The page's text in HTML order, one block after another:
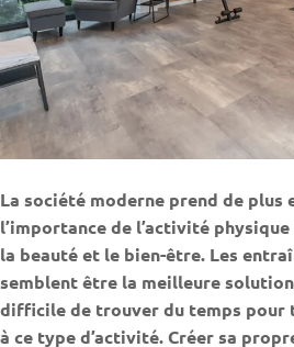
La société moderne prend de plus
l’importance de l’activité
la beauté et le bien-être. Les
semblent être la meilleure
difficile de trouver du temps
à ce type d’activité. Créer sa